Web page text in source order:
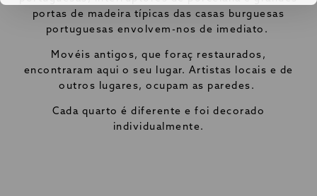
portas de madeira típicas das casas burguesas
portuguesas envolvem-nos de imediato.
Movéis antigos, que foraç restaurados,
encontraram aqui o seu lugar. Artistas locais e de
outros lugares, ocupam as paredes.
Cada quarto é diferente e foi decorado
individualmente.